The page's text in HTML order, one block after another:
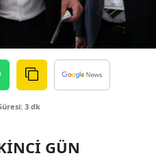
Çankırı
Çorum
Denizli
Edirne
3 dk
GÜN